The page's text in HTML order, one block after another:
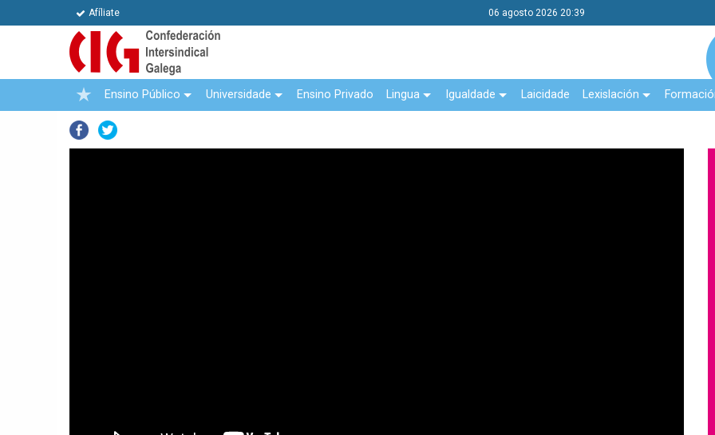
Afíliate 06 agosto 2026 20:39
Ensino Público Universidade Ensino Privado Lingua Igualdade Laicidade Lexislación
Facebook